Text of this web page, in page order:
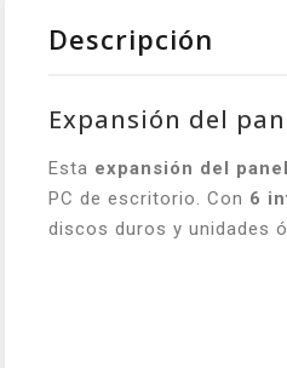
Descripción
Expansión del
Esta expansión del
PC de escritorio. Con 6
discos duros y unidades